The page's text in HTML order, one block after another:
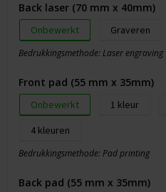
Back laser (70 mm x 40mm)
Onbewerkt Graveren
Bedrukkingsmethode: Laser engraving
Front pad (55 mm x 35mm)
Onbewerkt 1
4
Bedrukkingsmethode: Pad printing
Back pad (55 mm x 35mm)